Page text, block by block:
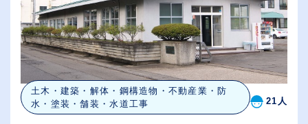
土木・建築・解体・鋼構造物・不動産業・防
水・塗装・舗装・水道工事
21人